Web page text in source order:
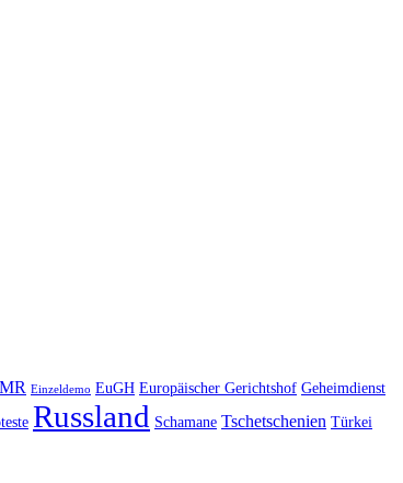
Einzeldemo EuGH Europäischer Gerichtshof Geheimdienst
Russland Schamane Tschetschenien Türkei